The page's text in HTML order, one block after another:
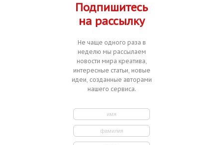
Подпишитесь
на рассылку
Не чаще одного раза в
неделю мы рассылаем
новости мира креатива,
интересные статьи, новые
идеи, созданные авторами
нашего сервиса.